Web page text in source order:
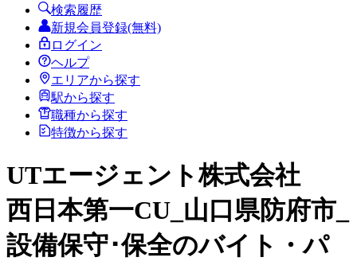
検索履歴
新規会員登録(無料)
ログイン
ヘルプ
エリアから探す
駅から探す
職種から探す
特徴から探す
UTエージェント株式会社
西日本第一CU_山口県防府市_
設備保守･保全のバイト・パ